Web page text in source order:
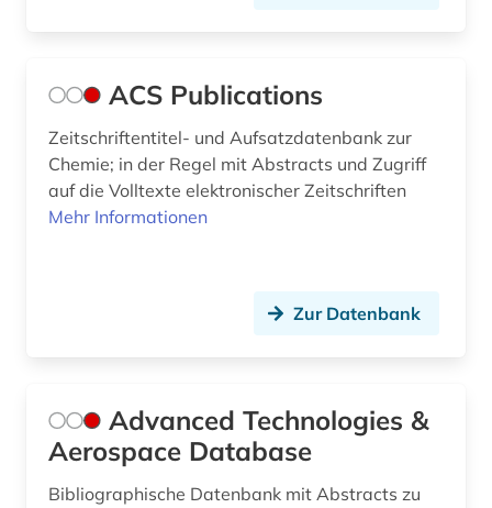
elektrotechnik und elektronik (1)
elementarpartikel (1)
elktrotechnik (1)
emblem (1)
en-vornorm (1)
energie (1)
energiebewusstes bauen (1)
energieforschung (2)
ACS Publications
Zeitschriftentitel- und Aufsatzdatenbank zur
Chemie; in der Regel mit Abstracts und Zugriff
auf die Volltexte elektronischer Zeitschriften
Mehr Informationen
Zur Datenbank
Advanced Technologies &
Aerospace Database
Bibliographische Datenbank mit Abstracts zu